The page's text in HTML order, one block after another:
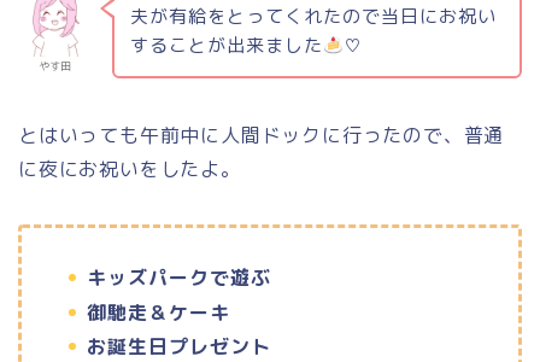
やす田
夫が有給をとってくれたので当日にお祝い
することが出来ました
♡
とはいっても午前中に人間ドックに行ったので、普通
に夜にお祝いをしたよ。
キッズパークで遊ぶ
御馳走＆ケーキ
お誕生日プレゼント